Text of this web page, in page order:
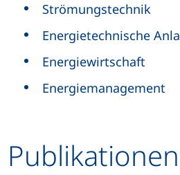
Strömungstechnik
Energietechnische
Energiewirtschaft
Energiemanagement